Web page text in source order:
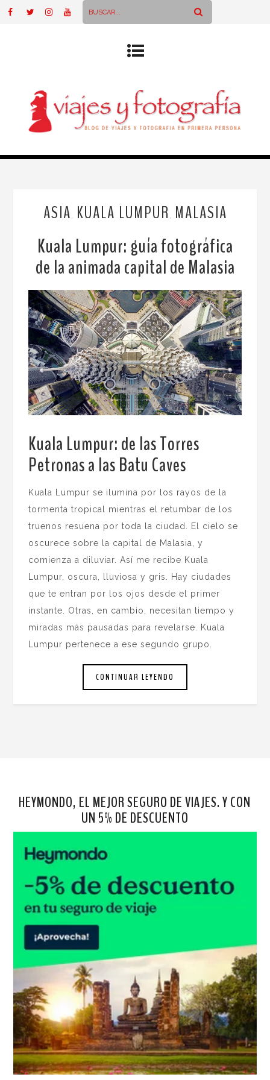
ASIA KUALA LUMPUR MALASIA
Kuala Lumpur: guía fotográfica
de la animada capital de Malasia
Kuala Lumpur: de las Torres
Petronas a las Batu Caves
Kuala Lumpur se ilumina por los rayos de la
tormenta tropical mientras el retumbar de los
truenos resuena por toda la ciudad. El cielo se
oscurece sobre la capital de Malasia, y
comienza a diluviar. Así me recibe Kuala
Lumpur, oscura, lluviosa y gris. Hay ciudades
que te entran por los ojos desde el primer
instante. Otras, en cambio, necesitan tiempo y
miradas más pausadas para revelarse. Kuala
Lumpur pertenece a ese segundo grupo.
CONTINUAR LEYENDO
HEYMONDO, EL MEJOR SEGURO DE VIAJES. Y CON
UN 5% DE DESCUENTO